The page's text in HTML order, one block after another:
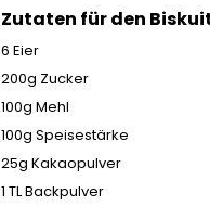
Zutaten für den
6 Eier
200g Zucker
100g Mehl
100g Speisestärke
25g Kakaopulver
1 TL Backpulver